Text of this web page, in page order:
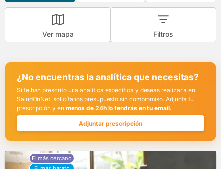
Ver mapa Filtros
¿No encuentras la analítica que necesitas?
Si te han prescrito una analítica específica y deseas realizarla en
SaludOnNet, solicítanos presupuesto sin compromiso. Adjunta tu
prescripción y en menos de 24h lo tendrás en tu email.
Adjuntar prescripción